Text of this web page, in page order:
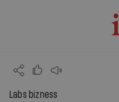
Labs bizness